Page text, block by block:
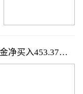
净买入453.37万